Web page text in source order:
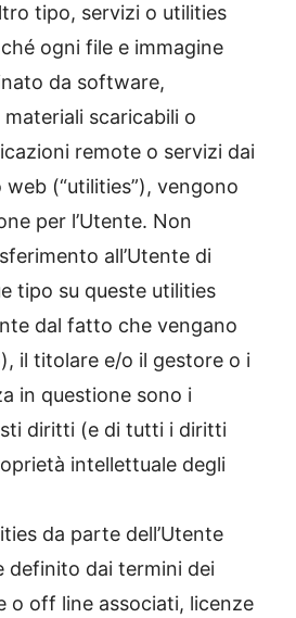
tipo, servizi o utilities
ogni file e immagine
da software,
scaricabili o
remote o servizi dai
(“utilities”), vengono
per l’Utente. Non
all’Utente di
tipo su queste utilities
dal fatto che vengano
il titolare e/o il gestore o i
in questione sono i
diritti (e di tutti i diritti
intellettuale degli
da parte dell’Utente
definito dai termini dei
o off line associati, licenze